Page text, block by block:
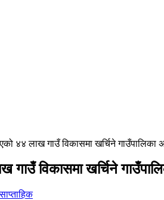
४४ लाख गाउँ विकासमा खर्चिने गाउँपालिका
गाउँ विकासमा खर्चिने